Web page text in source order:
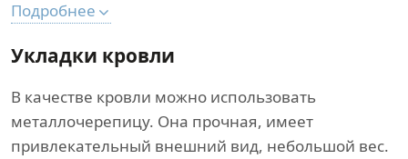
Подробнее
Укладки кровли
В качестве кровли можно использовать
металлочерепицу. Она прочная, имеет
привлекательный внешний вид, небольшой вес.